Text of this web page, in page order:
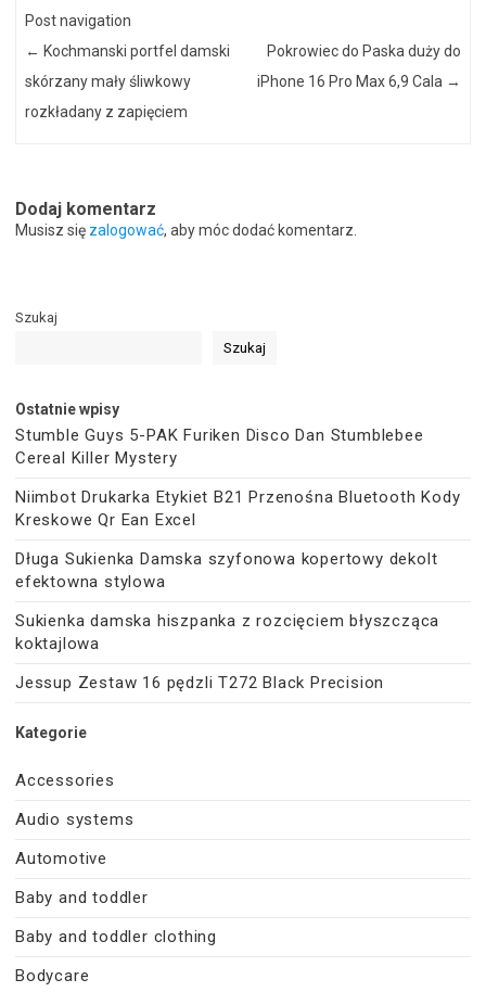
Post navigation
← Kochmanski portfel damski
skórzany mały śliwkowy
rozkładany z zapięciem
Pokrowiec do Paska duży do
iPhone 16 Pro Max 6,9 Cala →
Dodaj komentarz
Musisz się zalogować, aby móc dodać komentarz.
Szukaj
Szukaj
Ostatnie wpisy
Stumble Guys 5-PAK Furiken Disco Dan Stumblebee
Cereal Killer Mystery
Niimbot Drukarka Etykiet B21 Przenośna Bluetooth Kody
Kreskowe Qr Ean Excel
Długa Sukienka Damska szyfonowa kopertowy dekolt
efektowna stylowa
Sukienka damska hiszpanka z rozcięciem błyszcząca
koktajlowa
Jessup Zestaw 16 pędzli T272 Black Precision
Kategorie
Accessories
Audio systems
Automotive
Baby and toddler
Baby and toddler clothing
Bodycare